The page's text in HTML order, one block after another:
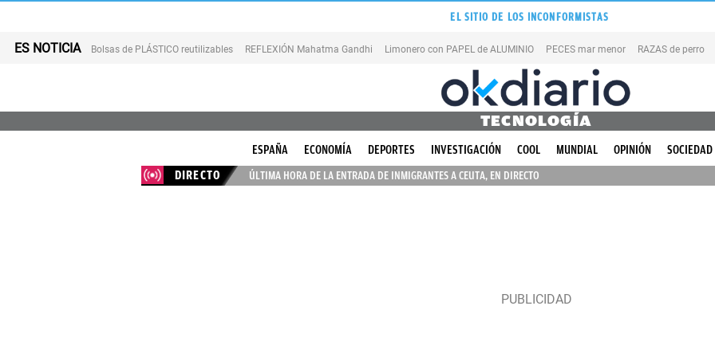
EL SITIO DE LOS INCONFORMISTAS
ES NOTICIA Bolsas de PLÁSTICO reutilizables REFLEXIÓN Mahatma Gandhi Limonero con PAPEL de ALUMINIO PECES mar menor RAZAS de perro
TECNOLOGÍA
ESPAÑA ECONOMÍA DEPORTES INVESTIGACIÓN COOL MUNDIAL OPINIÓN SOCIEDAD
DIRECTO
ÚLTIMA HORA DE LA ENTRADA DE INMIGRANTES A CEUTA, EN DIRECTO